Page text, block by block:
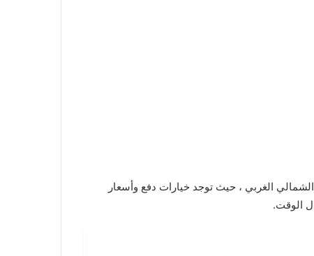
الغربي ، حيث توجد خيارات دفع وأسعار
الوقت.